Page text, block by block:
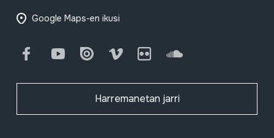
Google Maps-en ikusi
FacebookYoutube Issuu Vimeo Flickr SoundCloud
Harremanetan jarri